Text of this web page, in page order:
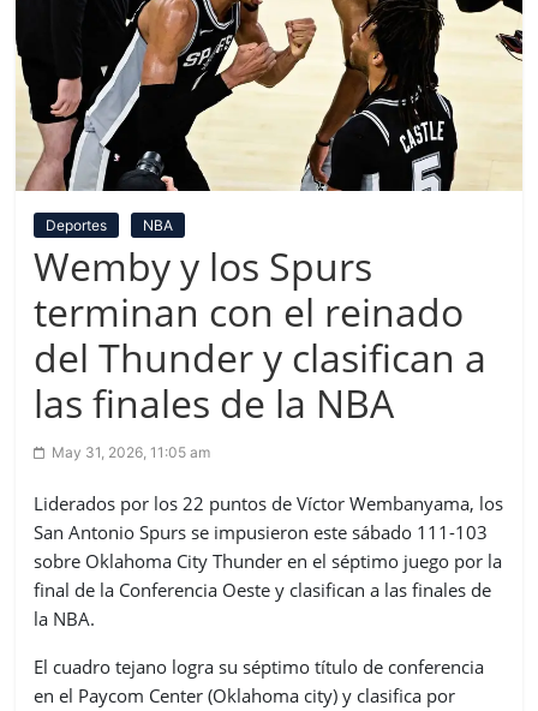
Deportes NBA
Wemby y los Spurs
terminan con el reinado
del Thunder y clasifican a
las finales de la NBA
May 31, 2026, 11:05 am
Liderados por los 22 puntos de Víctor Wembanyama, los
San Antonio Spurs se impusieron este sábado 111-103
sobre Oklahoma City Thunder en el séptimo juego por la
final de la Conferencia Oeste y clasifican a las finales de
la NBA.
El cuadro tejano logra su séptimo título de conferencia
en el Paycom Center (Oklahoma city) y clasifica por